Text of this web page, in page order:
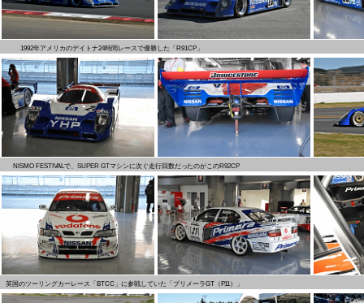
1992年アメリカのデイトナ24時間レースで優勝した「R91CP」
NISMO FESTIVALで、SUPER GTマシンに次ぐ走行回数だったのがこのR92CP
英国のツーリングカーレース「BTCC」に参戦していた「プリメーラGT（P11）」